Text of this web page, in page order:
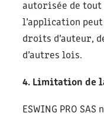
autorisée de
l’application
droits d’auteur,
d’autres lois.
4. Limitation de
ESWING PRO